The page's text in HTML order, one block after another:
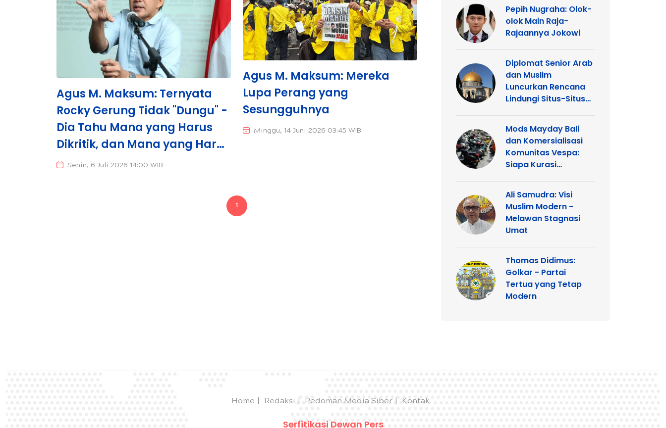
Agus M. Maksum: Ternyata
Rocky Gerung Tidak "Dungu" -
Dia Tahu Mana yang Harus
Dikritik, dan Mana yang Harus
Dibela
Senin, 6 Juli 2026 14:00 WIB
Agus M. Maksum: Mereka
Lupa Perang yang
Sesungguhnya
Minggu, 14 Juni 2026 03:45 WIB
1
Pepih Nugraha: Olok-
olok Main Raja-
Rajaannya Jokowi
Diplomat Senior Arab
dan Muslim
Luncurkan Rencana
Lindungi Situs-Situs
Yerusalem
Mods Mayday Bali
dan Komersialisasi
Komunitas Vespa:
Siapa Kurasi
Ali Samudra: Visi
Muslim Modern -
Melawan Stagnasi
Umat
Thomas Didimus:
Golkar - Partai
Tertua yang Tetap
Modern
Home Redaksi Pedoman Media Siber Kontak
Serfitikasi Dewan Pers